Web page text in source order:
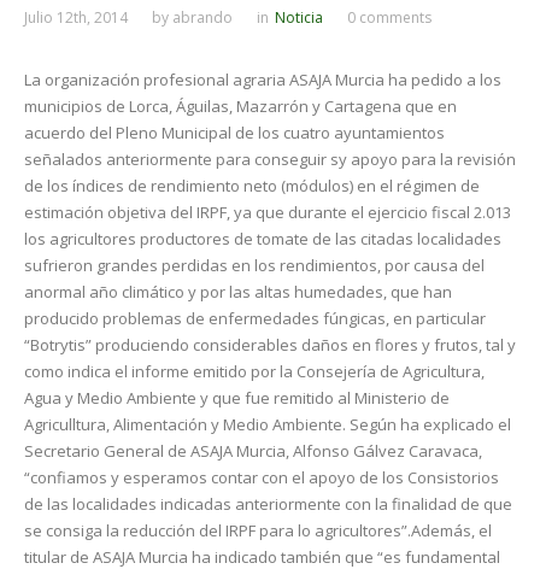
Julio 12th, 2014 by abrando in Noticia 0 comments
La organización profesional agraria ASAJA Murcia ha pedido a los
municipios de Lorca, Águilas, Mazarrón y Cartagena que en
acuerdo del Pleno Municipal de los cuatro ayuntamientos
señalados anteriormente para conseguir sy apoyo para la revisión
de los índices de rendimiento neto (módulos) en el régimen de
estimación objetiva del IRPF, ya que durante el ejercicio fiscal 2.013
los agricultores productores de tomate de las citadas localidades
sufrieron grandes perdidas en los rendimientos, por causa del
anormal año climático y por las altas humedades, que han
producido problemas de enfermedades fúngicas, en particular
“Botrytis” produciendo considerables daños en flores y frutos, tal y
como indica el informe emitido por la Consejería de Agricultura,
Agua y Medio Ambiente y que fue remitido al Ministerio de
Agriculltura, Alimentación y Medio Ambiente. Según ha explicado el
Secretario General de ASAJA Murcia, Alfonso Gálvez Caravaca,
“confiamos y esperamos contar con el apoyo de los Consistorios
de las localidades indicadas anteriormente con la finalidad de que
se consiga la reducción del IRPF para lo agricultores”.Además, el
titular de ASAJA Murcia ha indicado también que “es fundamental